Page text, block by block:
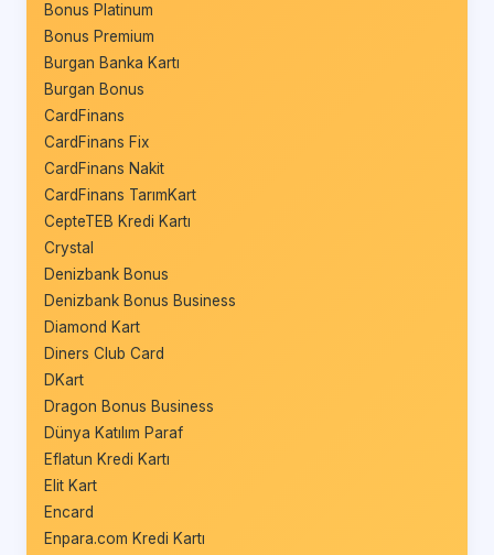
Bonus Platinum
Bonus Premium
Burgan Banka Kartı
Burgan Bonus
CardFinans
CardFinans Fix
CardFinans Nakit
CardFinans TarımKart
CepteTEB Kredi Kartı
Crystal
Denizbank Bonus
Denizbank Bonus Business
Diamond Kart
Diners Club Card
DKart
Dragon Bonus Business
Dünya Katılım Paraf
Eflatun Kredi Kartı
Elit Kart
Encard
Enpara.com Kredi Kartı